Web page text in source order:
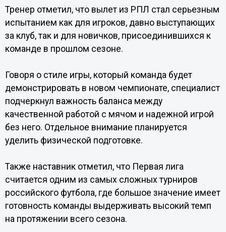
Тренер отметил, что вылет из РПЛ стал серьезным
испытанием как для игроков, давно выступающих
за клуб, так и для новичков, присоединившихся к
команде в прошлом сезоне.
Говоря о стиле игры, который команда будет
демонстрировать в новом чемпионате, специалист
подчеркнул важность баланса между
качественной работой с мячом и надежной игрой
без него. Отдельное внимание планируется
уделить физической подготовке.
Также наставник отметил, что Первая лига
считается одним из самых сложных турниров
российского футбола, где большое значение имеет
готовность команды выдерживать высокий темп
на протяжении всего сезона.